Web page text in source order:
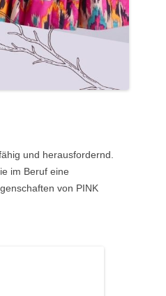
und herausfordernd.
im Beruf eine
von PINK